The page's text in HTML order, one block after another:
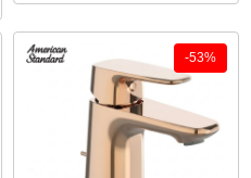
-53%